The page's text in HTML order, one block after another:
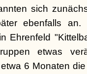
sich
ebenfalls
Ehrenfeld
etwas
6 Monaten